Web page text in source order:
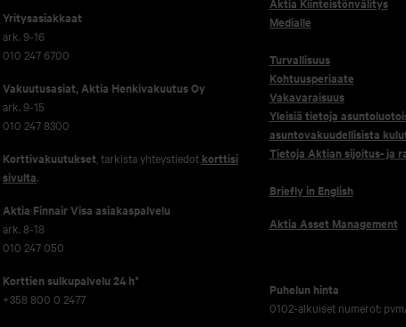
Yritysasiakkaat
ark. 9-16
010 247 6700
Vakuutusasiat, Aktia Henkivakuutus Oy
ark. 9-15
010 247 8300
Korttivakuutukset , tarkista yhteystiedot korttisi
sivulta.
Aktia Finnair Visa asiakaspalvelu
ark. 8-18
010 247 050
Korttien sulkupalvelu 24 h*
+358 800 0 2477
Medialle
Turvallisuus
Kohtuusperiaate
Vakavaraisuus
Yleisiä tietoja
asuntovakuudellisista
Tietoja Aktian sijoitus- ja
Briefly in English
Aktia Asset Management
Puhelun hinta
0102-alkuiset numerot: